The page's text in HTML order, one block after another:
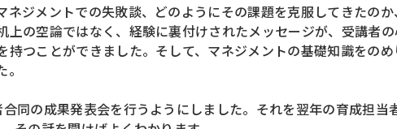
ネジメントでの失敗談、どのようにその課題を克服してきたの
の空論ではなく、経験に裏付けされたメッセージが、受講者
つことができました。そして、マネジメントの基礎知識をの
同の成果発表会を行うようにしました。それを翌年の育成担当